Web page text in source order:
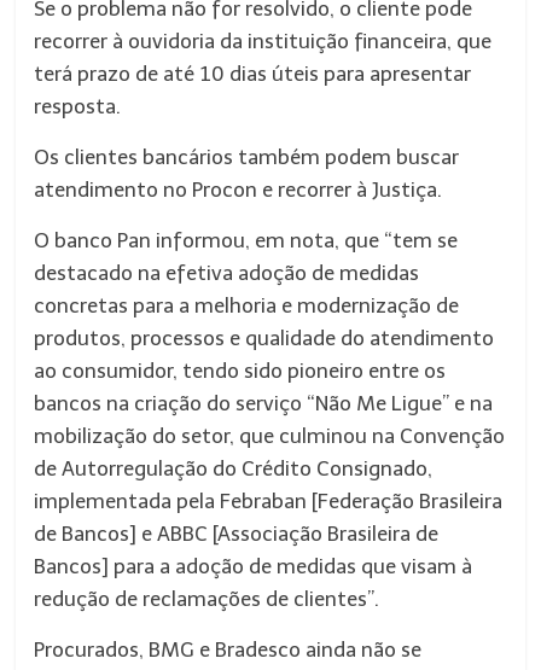
Se o problema não for resolvido, o cliente pode
recorrer à ouvidoria da instituição financeira, que
terá prazo de até 10 dias úteis para apresentar
resposta.
Os clientes bancários também podem buscar
atendimento no Procon e recorrer à Justiça.
O banco Pan informou, em nota, que “tem se
destacado na efetiva adoção de medidas
concretas para a melhoria e modernização de
produtos, processos e qualidade do atendimento
ao consumidor, tendo sido pioneiro entre os
bancos na criação do serviço “Não Me Ligue” e na
mobilização do setor, que culminou na Convenção
de Autorregulação do Crédito Consignado,
implementada pela Febraban [Federação Brasileira
de Bancos] e ABBC [Associação Brasileira de
Bancos] para a adoção de medidas que visam à
redução de reclamações de clientes”.
Procurados, BMG e Bradesco ainda não se